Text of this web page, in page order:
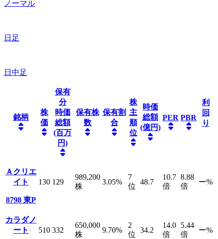
ノーマル
日足
日中足
銘柄
株
価
保有
分
時価
総額
(百万
円)
保有株
数
保有割
合
株
主
順
位
時価
総額
(億円)
PER PBR
利
回
り
Ａクリエ
イト
8798 東P
130 129
989,200
株
3.05%
7
位
48.7
10.7
倍
8.88
倍
ー%
カラダノ
ート
510 332
650,000
株
9.70%
2
位
34.2
14.0
倍
5.44
倍
ー%